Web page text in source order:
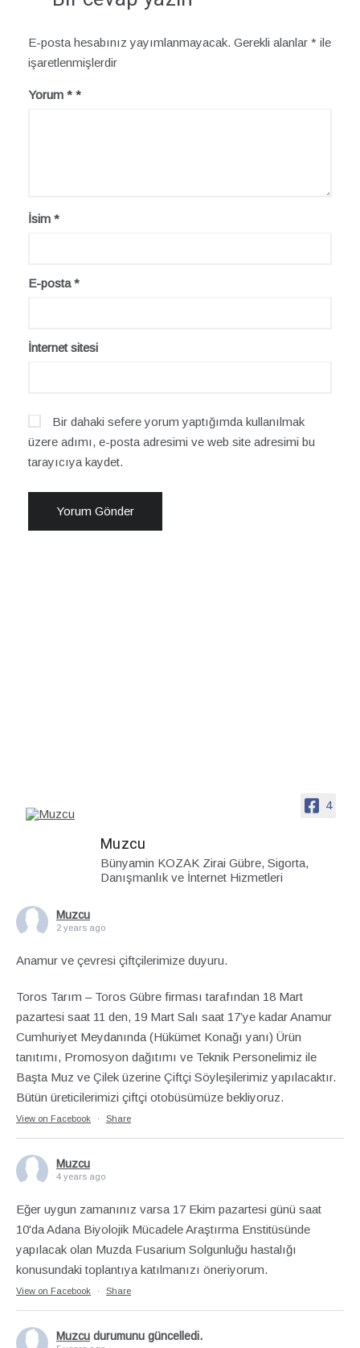
E-posta hesabınız yayımlanmayacak. Gerekli alanlar * ile
işaretlenmişlerdir
Yorum *
İsim *
E-posta*
İnternet sitesi
Bir dahaki sefere yorum yaptığımda kullanılmak
üzere adımı, e-posta adresimi ve web site adresimi bu
tarayıcıya kaydet.
4
Muzcu
Bünyamin KOZAK Zirai Gübre, Sigorta,
Danışmanlık ve İnternet Hizmetleri
Muzcu
2 years ago
Anamur ve çevresi çiftçilerimize duyuru.
Toros Tarım – Toros Gübre firması tarafından 18 Mart
pazartesi saat 11 den, 19 Mart Salı saat 17’ye kadar Anamur
Cumhuriyet Meydanında (Hükümet Konağı yanı) Ürün
tanıtımı, Promosyon dağıtımı ve Teknik Personelimiz ile
Başta Muz ve Çilek üzerine Çiftçi Söyleşilerimiz yapılacaktır.
Bütün üreticilerimizi çiftçi otobüsümüze bekliyoruz.
View on Facebook · Share
Muzcu
4 years ago
Eğer uygun zamanınız varsa 17 Ekim pazartesi günü saat
10'da Adana Biyolojik Mücadele Araştırma Enstitüsünde
yapılacak olan Muzda Fusarium Solgunluğu hastalığı
konusundaki toplantıya katılmanızı öneriyorum.
View on Facebook · Share
Muzcu durumunu güncelledi.